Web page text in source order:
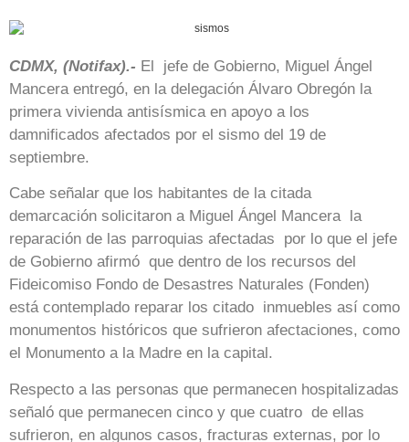
CDMX, (Notifax).- El jefe de Gobierno, Miguel Ángel
Mancera entregó, en la delegación Álvaro Obregón la
primera vivienda antisísmica en apoyo a los
damnificados afectados por el sismo del 19 de
septiembre.
Cabe señalar que los habitantes de la citada
demarcación solicitaron a Miguel Ángel Mancera la
reparación de las parroquias afectadas por lo que el jefe
de Gobierno afirmó que dentro de los recursos del
Fideicomiso Fondo de Desastres Naturales (Fonden)
está contemplado reparar los citado inmuebles así como
monumentos históricos que sufrieron afectaciones, como
el Monumento a la Madre en la capital.
Respecto a las personas que permanecen hospitalizadas
señaló que permanecen cinco y que cuatro de ellas
sufrieron, en algunos casos, fracturas externas, por lo